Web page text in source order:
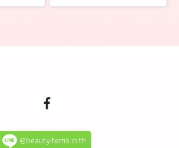
@beautyitems.in.th